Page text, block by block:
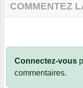
COMMENTEZ
Connectez-vous
commentaires.